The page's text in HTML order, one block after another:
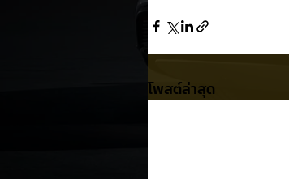
โพสต์ล่าสุด